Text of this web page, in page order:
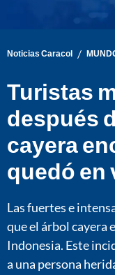
Noticias Caracol /
Turistas
después
cayera
quedó en
Las fuertes e
que el árbol cayera
Indonesia. Este
a una persona